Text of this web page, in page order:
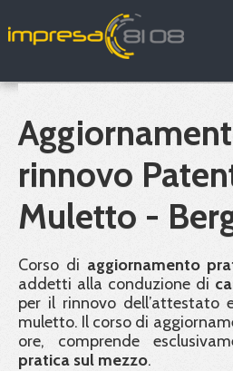
rinnovo
Muletto -
Corso di aggiornamento
addetti alla conduzione di
per il rinnovo dell’attestato
muletto. Il corso di
ore, comprende
pratica sul mezzo.